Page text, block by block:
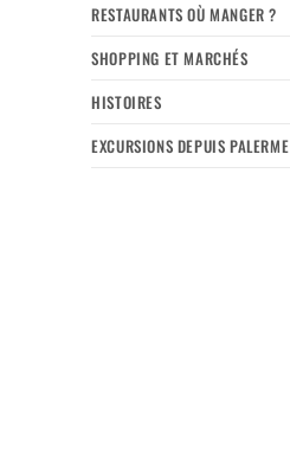
RESTAURANTS OÙ MANGER ?
SHOPPING ET MARCHÉS
HISTOIRES
EXCURSIONS DEPUIS PALERME